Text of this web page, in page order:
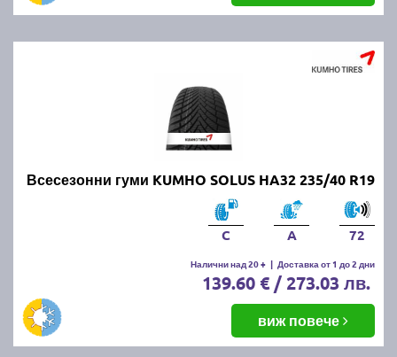
Всесезонни гуми KUMHO SOLUS HA32 235/40 R19
C A 72
Налични над 20 + | Доставка от 1 до 2 дни
139.60 € / 273.03 лв.
виж повече